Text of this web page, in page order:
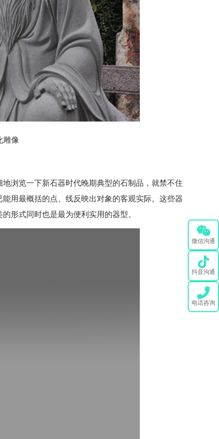
雕像
浏览一下新石器时代晚期典型的石制品，就禁不住
用最概括的点、线反映出对象的客观实际。这些器
形式同时也是最为便利实用的器型。
微信沟通
抖音沟通
电话咨询